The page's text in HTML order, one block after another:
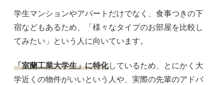
学生マンションやアパートだけでなく、食事つきの下
宿などもあるため、「様々なタイプのお部屋を比較し
てみたい」という人に向いています。
「室蘭工業大学生」に特化しているため、とにかく大
学近くの物件がいいという人や、実際の先輩のアドバ